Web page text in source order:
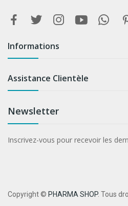
Informations
Assistance Clientèle
Newsletter
Inscrivez-vous pour recevoir les
Copyright © PHARMA SHOP. Tous